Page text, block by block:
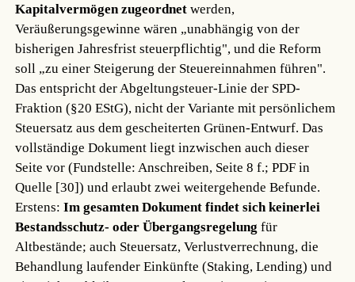
Kapitalvermögen zugeordnet werden,
Veräußerungsgewinne wären „unabhängig von der
bisherigen Jahresfrist steuerpflichtig", und die Reform
soll „zu einer Steigerung der Steuereinnahmen führen".
Das entspricht der Abgeltungsteuer-Linie der SPD-
Fraktion (§20 EStG), nicht der Variante mit persönlichem
Steuersatz aus dem gescheiterten Grünen-Entwurf. Das
vollständige Dokument liegt inzwischen auch dieser
Seite vor (Fundstelle: Anschreiben, Seite 8 f.; PDF in
Quelle [30]) und erlaubt zwei weitergehende Befunde.
Erstens:Im gesamten Dokument findet sich keinerlei
Bestandsschutz- oder Übergangsregelung für
Altbestände; auch Steuersatz, Verlustverrechnung, die
Behandlung laufender Einkünfte (Staking, Lending) und